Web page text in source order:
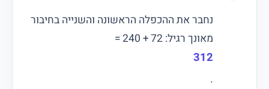
נחבר את ההכפלה הראשונה והשנייה בחיבור
מאונך רגיל: 72 + 240 =
312
.